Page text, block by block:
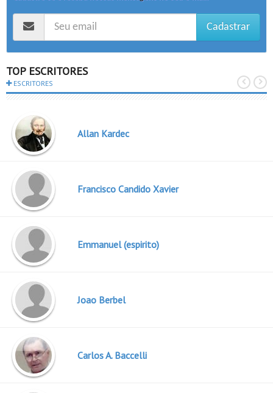
Cadastrar
TOP ESCRITORES
ESCRITORES
Allan Kardec
Francisco Candido Xavier
Emmanuel (espirito)
Joao Berbel
Carlos A. Baccelli